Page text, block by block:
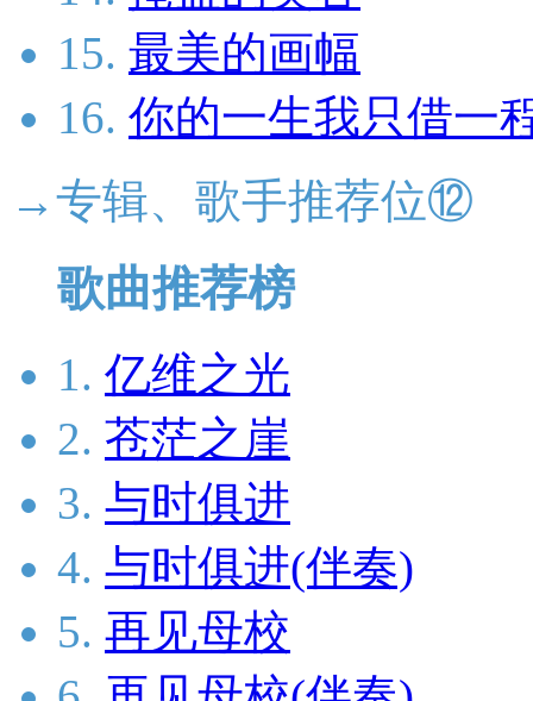
15. 最美的画幅
16. 你的一生我只借一
→专辑、歌手推荐位⑫
歌曲推荐榜
1. 亿维之光
2. 苍茫之崖
3. 与时俱进
4. 与时俱进(伴奏)
5. 再见母校